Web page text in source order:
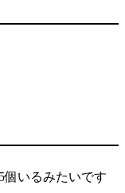
個いるみたいです